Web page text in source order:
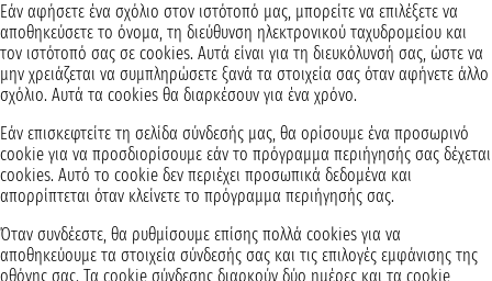
Εάν αφήσετε ένα σχόλιο στον ιστότοπό μας, μπορείτε να επιλέξετε να
αποθηκεύσετε το όνομα, τη διεύθυνση ηλεκτρονικού ταχυδρομείου και
τον ιστότοπό σας σε cookies. Αυτά είναι για τη διευκόλυνσή σας, ώστε να
μην χρειάζεται να συμπληρώσετε ξανά τα στοιχεία σας όταν αφήνετε άλλο
σχόλιο. Αυτά τα cookies θα διαρκέσουν για ένα χρόνο.
Εάν επισκεφτείτε τη σελίδα σύνδεσής μας, θα ορίσουμε ένα προσωρινό
cookie για να προσδιορίσουμε εάν το πρόγραμμα περιήγησής σας δέχεται
cookies. Αυτό το cookie δεν περιέχει προσωπικά δεδομένα και
απορρίπτεται όταν κλείνετε το πρόγραμμα περιήγησής σας.
Όταν συνδέεστε, θα ρυθμίσουμε επίσης πολλά cookies για να
αποθηκεύουμε τα στοιχεία σύνδεσής σας και τις επιλογές εμφάνισης της
οθόνης σας. Τα cookie σύνδεσης διαρκούν δύο ημέρες και τα cookie